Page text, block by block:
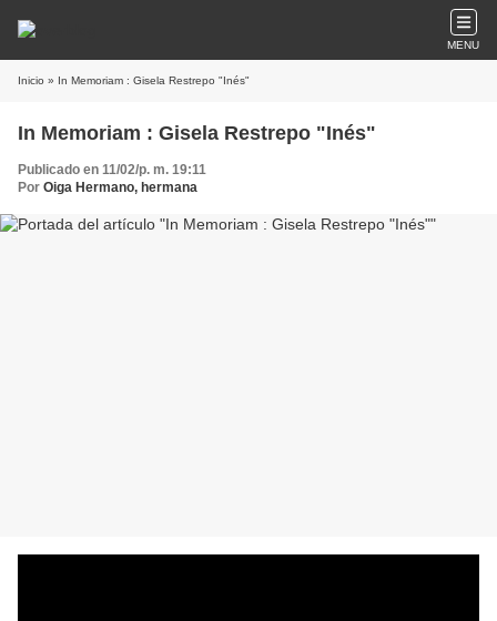
MENU
Inicio » In Memoriam : Gisela Restrepo "Inés"
In Memoriam : Gisela Restrepo "Inés"
Publicado en 11/02/p. m. 19:11
Por Oiga Hermano, hermana